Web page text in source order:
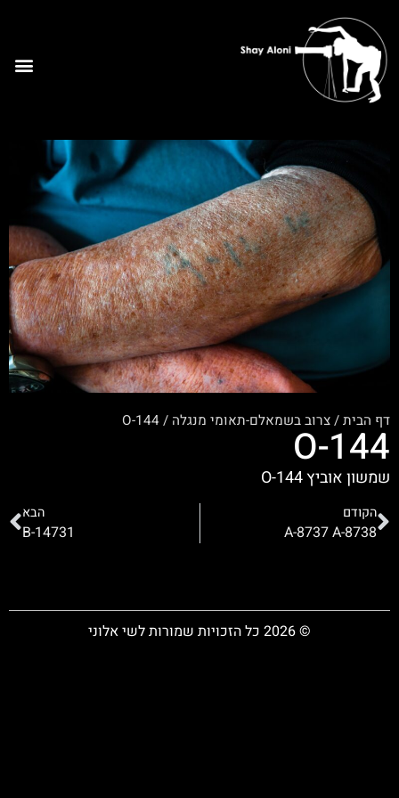
דף הבית/צרוב בשמאלם-תאומי מנגלה /
O-144
O-144
שמשון אוביץ O-144
הקודם
A-8737 A-8738
הבא
B-14731
© 2026 כל הזכויות שמורות לשי אלוני